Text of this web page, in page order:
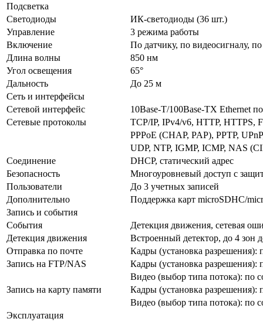
Подсветка
Светодиоды
ИК-светодиоды (36 шт.)
Управление
3 режима работы
Включение
По датчику, по видеосигналу,
Длина волны
850 нм
Угол освещения
65°
Дальность
До 25 м
Сеть и интерфейсы
Сетевой интерфейс
10Base-T/100Base-TX Ethernet
Сетевые протоколы
TCP/IP, IPv4/v6, HTTP, HTTPS,
PPPoE (CHAP, PAP), PPTP,
UDP, NTP, IGMP, ICMP, NAS
Соединение
DHCP, статический адрес
Безопасность
Многоуровневый доступ с
Пользователи
До 3 учетных записей
Дополнительно
Поддержка карт microSDHC/
Запись и события
События
Детекция движения, сетевая
Детекция движения
Встроенный детектор, до 4 зон
Отправка по почте
Кадры (установка
Запись на FTP/NAS
Кадры (установка
Видео (выбор типа потока): по
Запись на карту памяти
Кадры (установка
Видео (выбор типа потока): по
Эксплуатация